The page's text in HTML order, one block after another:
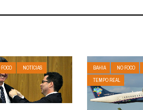
NOTÍCIAS
BAHIA NO FOCO
TEMPO REAL